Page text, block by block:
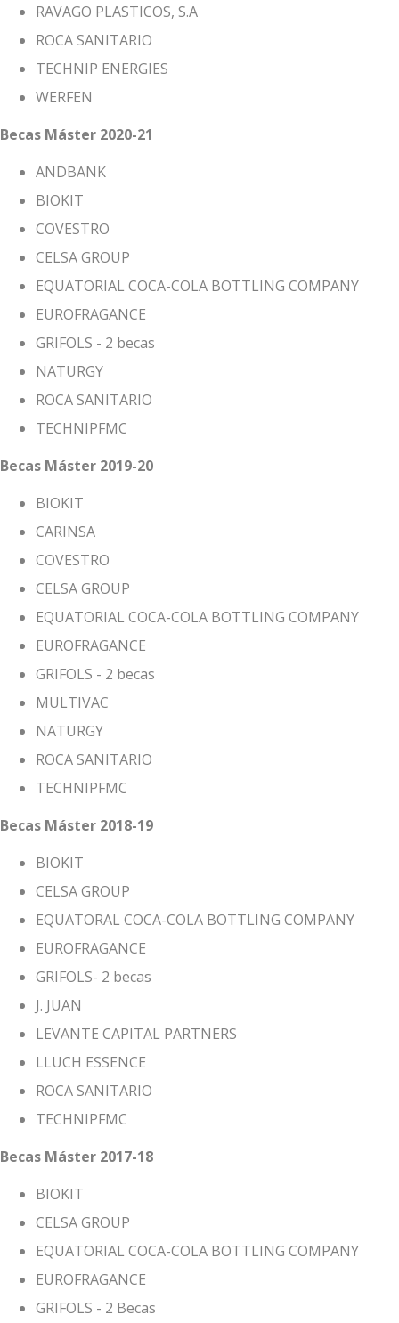
RAVAGO PLASTICOS, S.A
ROCA SANITARIO
TECHNIP ENERGIES
WERFEN
Becas Máster 2020-21
ANDBANK
BIOKIT
COVESTRO
CELSA GROUP
EQUATORIAL COCA-COLA BOTTLING COMPANY
EUROFRAGANCE
GRIFOLS - 2 becas
NATURGY
ROCA SANITARIO
TECHNIPFMC
Becas Máster 2019-20
BIOKIT
CARINSA
COVESTRO
CELSA GROUP
EQUATORIAL COCA-COLA BOTTLING COMPANY
EUROFRAGANCE
GRIFOLS - 2 becas
MULTIVAC
NATURGY
ROCA SANITARIO
TECHNIPFMC
Becas Máster 2018-19
BIOKIT
CELSA GROUP
EQUATORAL COCA-COLA BOTTLING COMPANY
EUROFRAGANCE
GRIFOLS- 2 becas
J. JUAN
LEVANTE CAPITAL PARTNERS
LLUCH ESSENCE
ROCA SANITARIO
TECHNIPFMC
Becas Máster 2017-18
BIOKIT
CELSA GROUP
EQUATORIAL COCA-COLA BOTTLING COMPANY
EUROFRAGANCE
GRIFOLS - 2 Becas